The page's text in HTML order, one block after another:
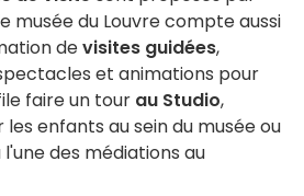
musée du Louvre compte aussi
devisites guidées,
et animations pour
faire un tour au Studio,
enfants au sein du musée ou
des médiations au